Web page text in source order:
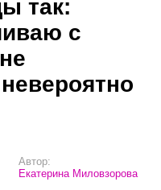
так:
с
Автор:
Екатерина Миловзорова